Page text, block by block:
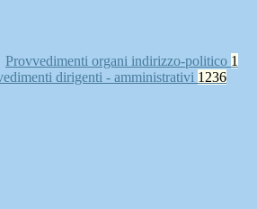
Provvedimenti organi indirizzo-politico 1
dirigenti - amministrativi 1236